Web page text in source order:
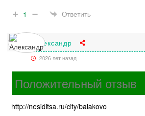
1
Ответить
Александр
2026 лет назад
Положительный отзыв
http://nesiditsa.ru/city/balakovo